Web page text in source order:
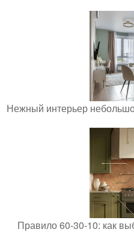
Нежный интерьер
Правило 60-30-10: как